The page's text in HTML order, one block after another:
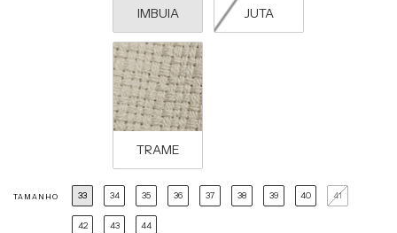
IMBUIA JUTA
TRAME
TAMANHO 33 34 35 36 37 38 39 40 41
42 43 44